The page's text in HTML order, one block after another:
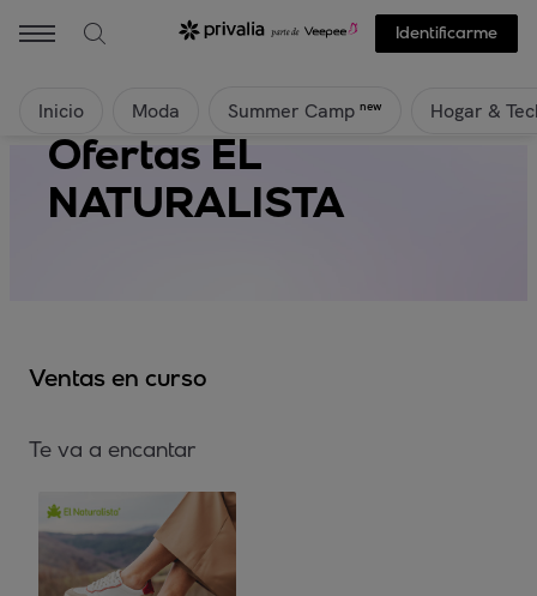
Identificarme
Inicio Moda Summer Camp new Hogar &
Ofertas EL
NATURALISTA
Ventas en curso
Te va a encantar